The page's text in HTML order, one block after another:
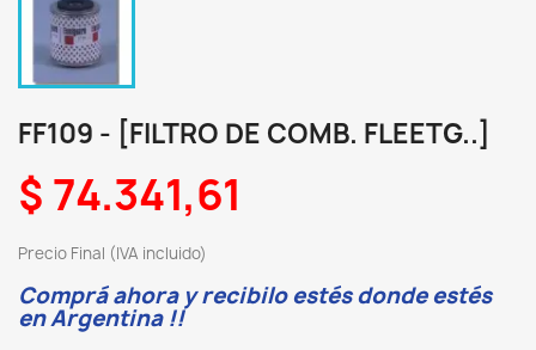
FF109 - [FILTRO DE COMB. FLEETG..]
$ 74.341,61
Precio Final (IVA incluido)
Comprá ahora y recibilo estés donde estés
en Argentina !!